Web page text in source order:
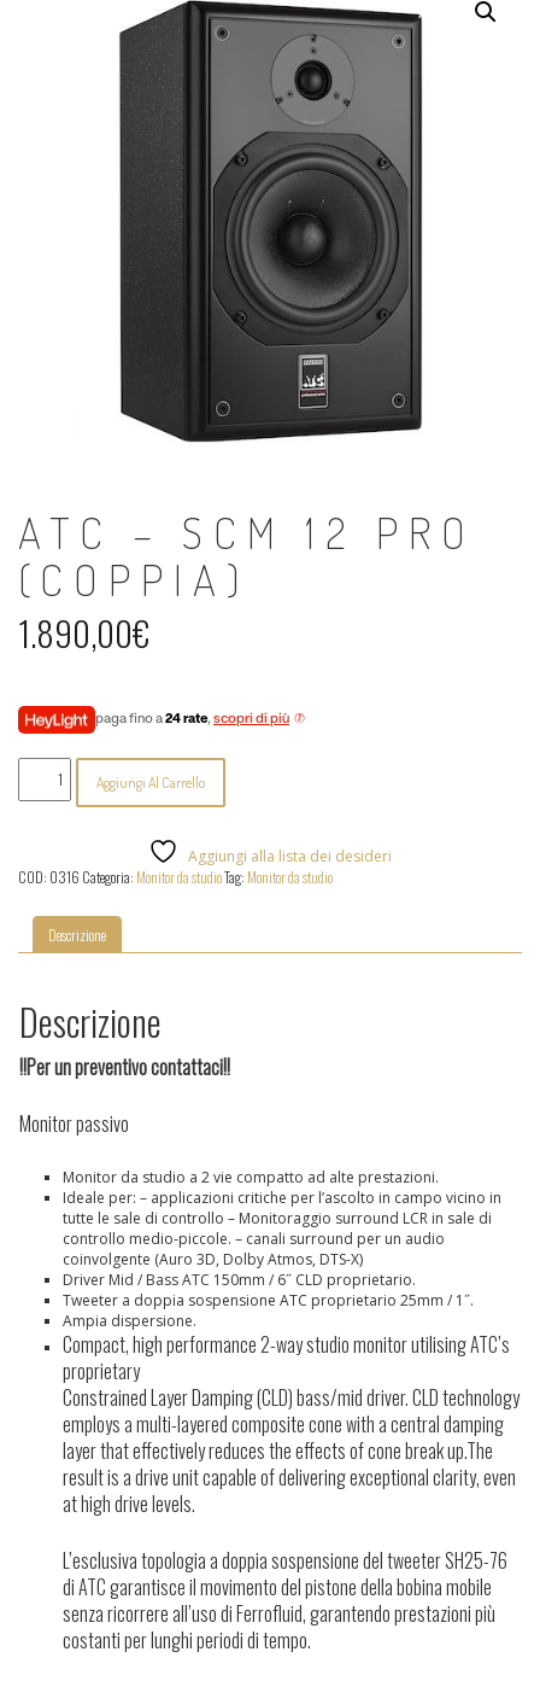
ATC – SCM 12 PRO
(COPPIA)
1.890,00€
paga fino a24 rate, scopri di più
SCM
(coppia)
quantità
Aggiungi Al Carrello
Aggiungi alla lista dei desideri
COD: 0316 Categoria: Monitor da studioTag: Monitor da studio
Descrizione
Descrizione
!!Per un preventivo contattaci!!
Monitor passivo
Monitor da studio a 2 vie compatto ad alte prestazioni.
Ideale per: – applicazioni critiche per l’ascolto in campo vicino in
tutte le sale di controllo – Monitoraggio surround LCR in sale di
controllo medio-piccole. – canali surround per un audio
coinvolgente (Auro 3D, Dolby Atmos, DTS-X)
Driver Mid / Bass ATC 150mm / 6˝ CLD proprietario.
Tweeter a doppia sospensione ATC proprietario 25mm / 1˝.
Ampia dispersione.
Compact, high performance 2-way studio monitor utilising ATC’s
proprietary
Constrained Layer Damping (CLD) bass/mid driver. CLD technology
employs a multi-layered composite cone with a central damping
layer that effectively reduces the effects of cone break up.The
result is a drive unit capable of delivering exceptional clarity, even
at high drive levels.
L’esclusiva topologia a doppia sospensione del tweeter SH25-76
di ATC garantisce il movimento del pistone della bobina mobile
senza ricorrere all’uso di Ferrofluid, garantendo prestazioni più
costanti per lunghi periodi di tempo.